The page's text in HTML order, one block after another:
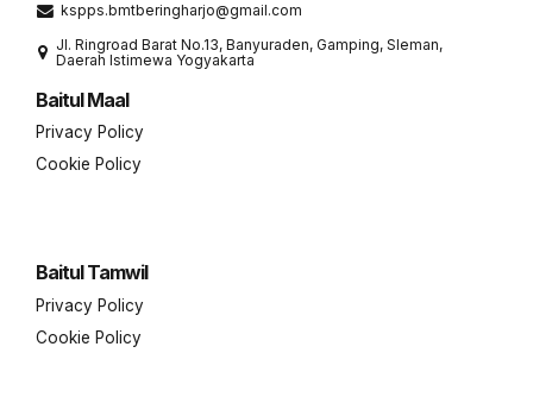
kspps.bmtberingharjo@gmail.com
Jl. Ringroad Barat No.13, Banyuraden, Gamping, Sleman,
Daerah Istimewa Yogyakarta
Baitul Maal
Privacy Policy
Cookie Policy
Baitul Tamwil
Privacy Policy
Cookie Policy